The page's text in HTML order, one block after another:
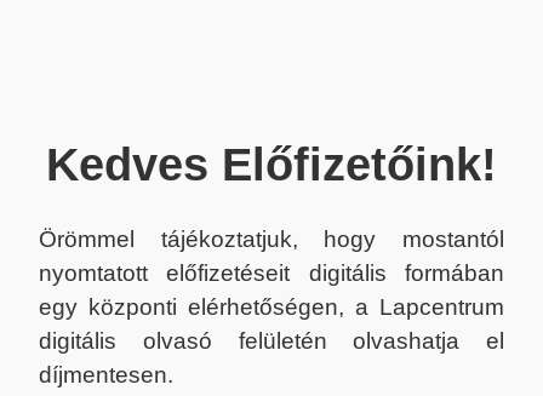
Kedves Előfizetőink!
Örömmel tájékoztatjuk, hogy mostantól
nyomtatott előfizetéseit digitális formában
egy központi elérhetőségen, a Lapcentrum
digitális olvasó felületén olvashatja el
díjmentesen.